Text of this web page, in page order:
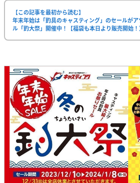
【この記事を最初から読む】
年末年始は「釣具のキャスティング」のセールが
ル「釣大祭」開催中！【福袋も本日より販売開始！